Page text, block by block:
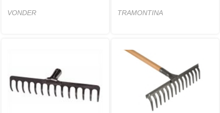
VONDER TRAMONTINA